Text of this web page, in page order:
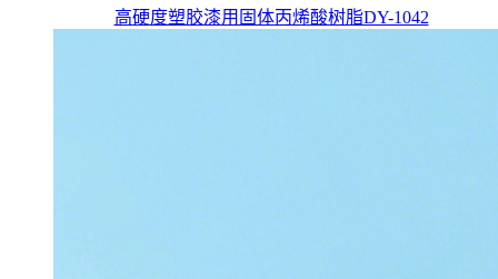
高硬度塑胶漆用固体丙烯酸树脂DY-1042